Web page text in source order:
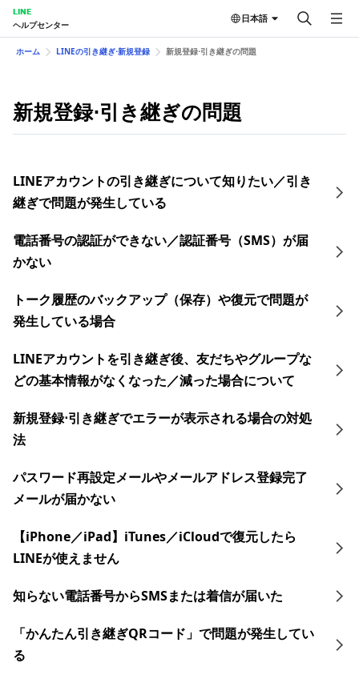
LINE
ヘルプセンター
日本語
ホーム LINEの引き継ぎ⋅新規登録 新規登録⋅引き継ぎの問題
新規登録⋅引き継ぎの問題
LINEアカウントの引き継ぎについて知りたい／引き
継ぎで問題が発生している
電話番号の認証ができない／認証番号（SMS）が届
かない
トーク履歴のバックアップ（保存）や復元で問題が
発生している場合
LINEアカウントを引き継ぎ後、友だちやグループな
どの基本情報がなくなった／減った場合について
新規登録⋅引き継ぎでエラーが表示される場合の対処
法
パスワード再設定メールやメールアドレス登録完了
メールが届かない
【iPhone／iPad】iTunes／iCloudで復元したら
LINEが使えません
知らない電話番号からSMSまたは着信が届いた
「かんたん引き継ぎQRコード」で問題が発生してい
る